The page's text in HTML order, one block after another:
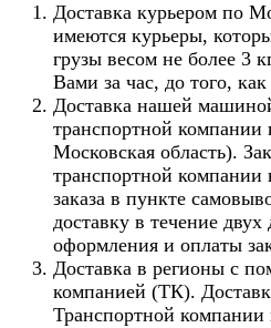
Доставка курьером по
имеются курьеры,
грузы весом не более 3
Вами за час, до того, как
Доставка нашей
транспортной
Московская область).
транспортной компании
заказа в пункте
доставку в течение
оформления и оплаты
Доставка в регионы с
компанией (ТК).
Транспортной